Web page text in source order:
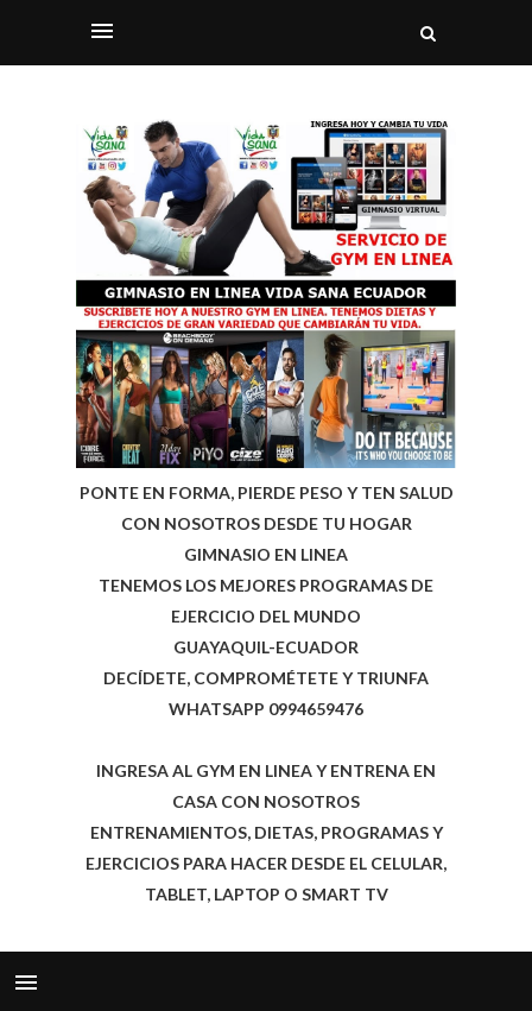
PONTE EN FORMA, PIERDE PESO Y TEN SALUD
CON NOSOTROS DESDE TU HOGAR
GIMNASIO EN LINEA
TENEMOS LOS MEJORES PROGRAMAS DE
EJERCICIO DEL MUNDO
GUAYAQUIL-ECUADOR
DECÍDETE, COMPROMÉTETE Y TRIUNFA
WHATSAPP 0994659476
INGRESA AL GYM EN LINEA Y ENTRENA EN
CASA CON NOSOTROS
ENTRENAMIENTOS, DIETAS, PROGRAMAS Y
EJERCICIOS PARA HACER DESDE EL CELULAR,
TABLET, LAPTOP O SMART TV